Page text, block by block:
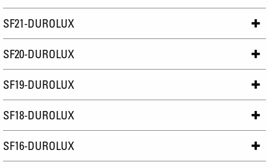
SF21-DUROLUX
SF20-DUROLUX
SF19-DUROLUX
SF18-DUROLUX
SF16-DUROLUX